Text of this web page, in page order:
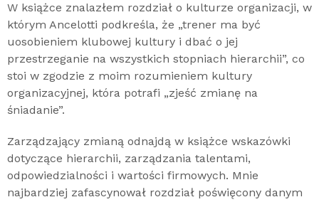
W książce znalazłem rozdział o kulturze organizacji, w
którym Ancelotti podkreśla, że „trener ma być
uosobieniem klubowej kultury i dbać o jej
przestrzeganie na wszystkich stopniach hierarchii”, co
stoi w zgodzie z moim rozumieniem kultury
organizacyjnej, która potrafi „zjeść zmianę na
śniadanie”.
Zarządzający zmianą odnajdą w książce wskazówki
dotyczące hierarchii, zarządzania talentami,
odpowiedzialności i wartości firmowych. Mnie
najbardziej zafascynował rozdział poświęcony danym